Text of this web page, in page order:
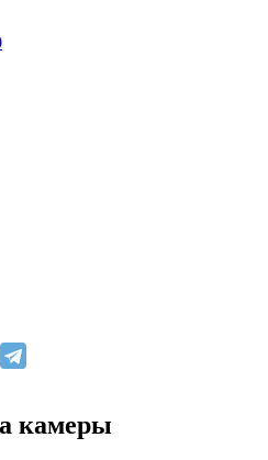
камеры